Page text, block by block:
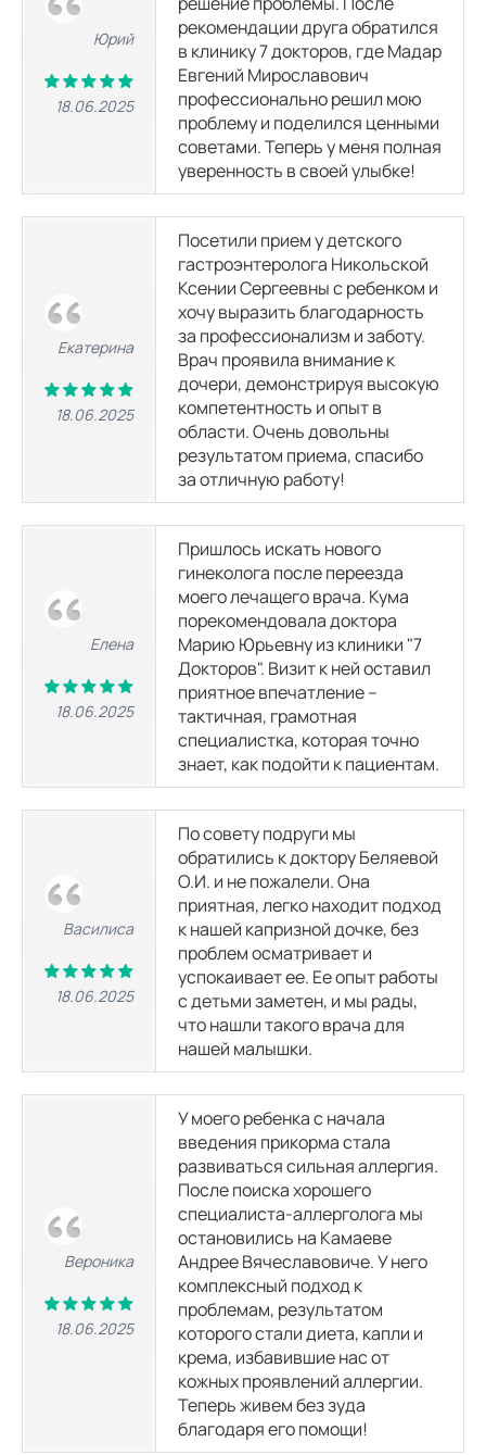
Юрий
18.06.2025
рекомендации друга обратился
в клинику 7 докторов, где Мадар
Евгений Мирославович
профессионально решил мою
проблему и поделился ценными
советами. Теперь у меня полная
уверенность в своей улыбке!
Екатерина
18.06.2025
Посетили прием у детского
гастроэнтеролога Никольской
Ксении Сергеевны с ребенком и
хочу выразить благодарность
за профессионализм и заботу.
Врач проявила внимание к
дочери, демонстрируя высокую
компетентность и опыт в
области. Очень довольны
результатом приема, спасибо
за отличную работу!
Елена
18.06.2025
Пришлось искать нового
гинеколога после переезда
моего лечащего врача. Кума
порекомендовала доктора
Марию Юрьевну из клиники "7
Докторов". Визит к ней оставил
приятное впечатление –
тактичная, грамотная
специалистка, которая точно
знает, как подойти к пациентам.
Василиса
18.06.2025
По совету подруги мы
обратились к доктору Беляевой
О.И. и не пожалели. Она
приятная, легко находит подход
к нашей капризной дочке, без
проблем осматривает и
успокаивает ее. Ее опыт работы
с детьми заметен, и мы рады,
что нашли такого врача для
нашей малышки.
Вероника
18.06.2025
У моего ребенка с начала
введения прикорма стала
развиваться сильная аллергия.
После поиска хорошего
специалиста-аллерголога мы
остановились на Камаеве
Андрее Вячеславовиче. У него
комплексный подход к
проблемам, результатом
которого стали диета, капли и
крема, избавившие нас от
кожных проявлений аллергии.
Теперь живем без зуда
благодаря его помощи!